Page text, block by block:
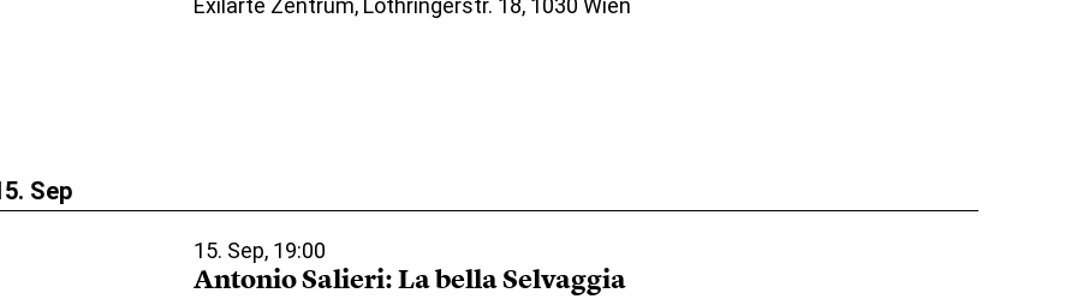
Exilarte Zentrum, Lothringerstr. 18, 1030 Wien
Sep
15. Sep, 19:00
Antonio Salieri: La bella Selvaggia